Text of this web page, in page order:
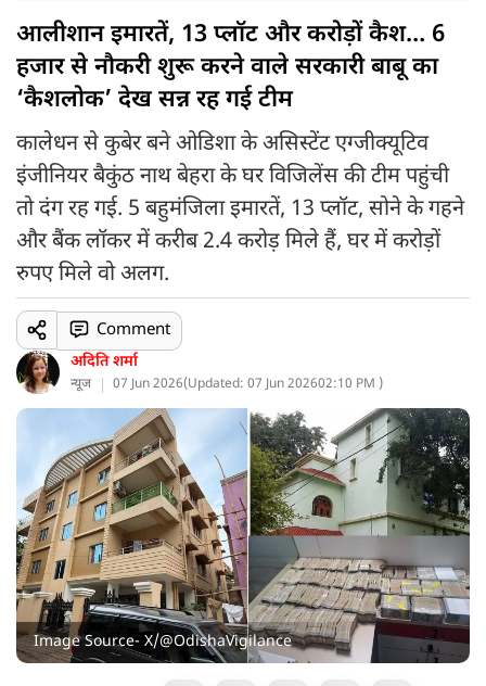
आलीशान इमारतें, 13 प्लॉट और करोड़ों कैश… 6
हजार से नौकरी शुरू करने वाले सरकारी बाबू का
‘कैशलोक’ देख सन्न रह गई टीम
कालेधन से कुबेर बने ओडिशा के असिस्टेंट एग्जीक्यूटिव
इंजीनियर बैकुंठ नाथ बेहरा के घर विजिलेंस की टीम पहुंची
तो दंग रह गई. 5 बहुमंजिला इमारतें, 13 प्लॉट, सोने के गहने
और बैंक लॉकर में करीब 2.4 करोड़ मिले हैं, घर में करोड़ों
रुपए मिले वो अलग.
अदिति शर्मा
न्यूज 07 Jun 2026(Updated: 07 Jun 202602:10 PM )
Comment
Image Source- X/@OdishaVigilance